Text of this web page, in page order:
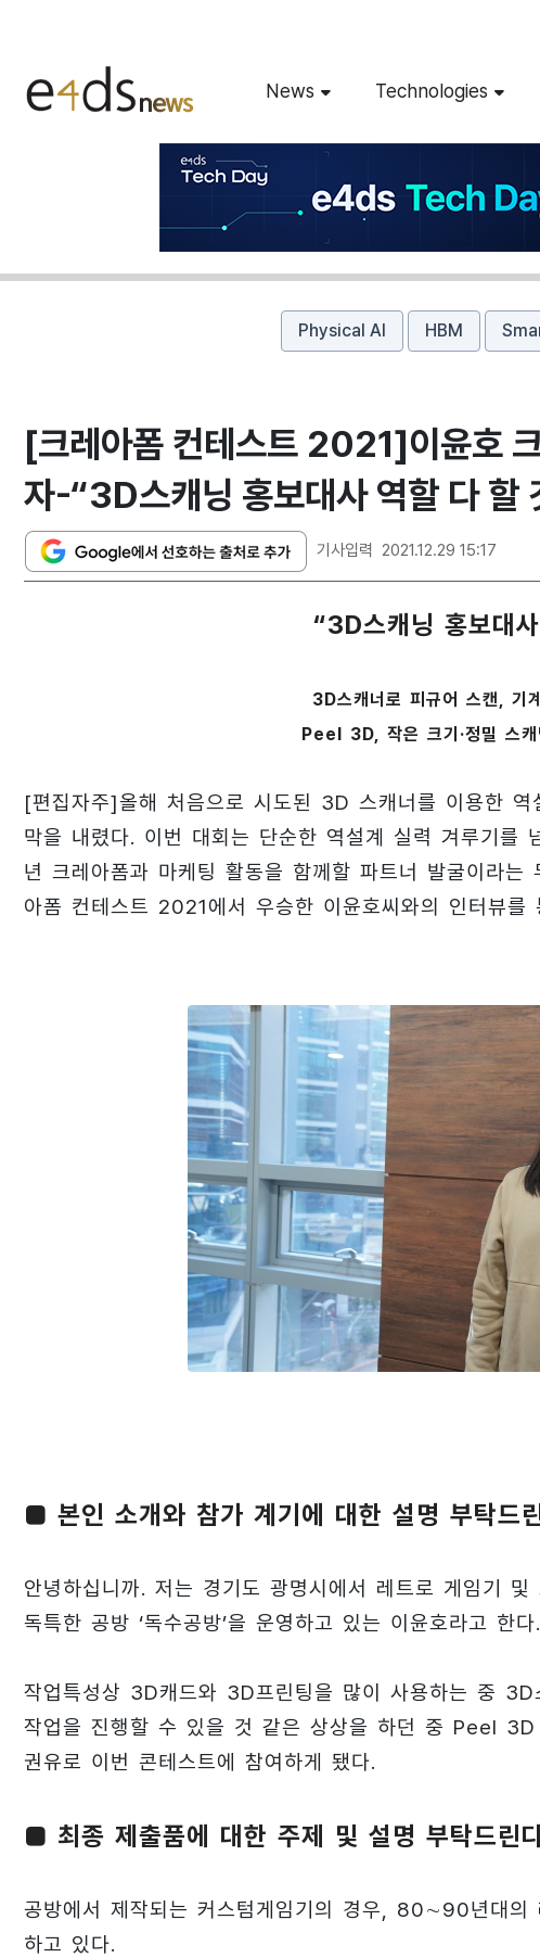
News Technologies
Physical AI HBM
[크레아폼 컨테스트 2021]이윤호
자-“3D스캐닝 홍보대사 역할 다 할
기사입력 2021.12.29 15:17
“3D스캐닝 홍보대
3D스캐너로 피규어 스캔, 기
Peel 3D, 작은 크기·정밀 스
[편집자주]올해 처음으로 시도된 3D 스캐너를 이용한
막을 내렸다. 이번 대회는 단순한 역설계 실력 겨루기
년 크레아폼과 마케팅 활동을 함께할 파트너 발굴이라
아폼 컨테스트 2021에서 우승한 이윤호씨와의 인터뷰
■ 본인 소개와 참가 계기에 대한 설명 부탁드
안녕하십니까. 저는 경기도 광명시에서 레트로 게임기
독특한 공방 ‘독수공방’을 운영하고 있는 이윤호라고 한다.
작업특성상 3D캐드와 3D프린팅을 많이 사용하는 중
작업을 진행할 수 있을 것 같은 상상을 하던 중 Peel 3D
권유로 이번 콘테스트에 참여하게 됐다.
■ 최종 제출품에 대한 주제 및 설명 부탁드린
공방에서 제작되는 커스텀게임기의 경우, 80∼90년대의
하고 있다.